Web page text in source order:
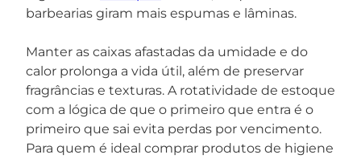
barbearias giram mais espumas e lâminas.
Manter as caixas afastadas da umidade e do
calor prolonga a vida útil, além de preservar
fragrâncias e texturas. A rotatividade de estoque
com a lógica de que o primeiro que entra é o
primeiro que sai evita perdas por vencimento.
Para quem é ideal comprar produtos de higiene